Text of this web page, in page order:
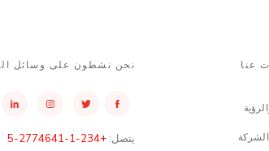
نحن نشطون على وسائل
يتصل: +234-1-2774641-5
عنا